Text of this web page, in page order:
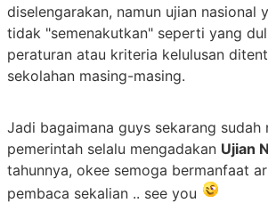
diselengarakan, namun ujian nasional
tidak "semenakutkan" seperti yang
peraturan atau kriteria kelulusan
sekolahan masing-masing.
Jadi bagaimana guys sekarang sudah
pemerintah selalu mengadakan Ujian
tahunnya, okee semoga bermanfaat
pembaca sekalian .. see you